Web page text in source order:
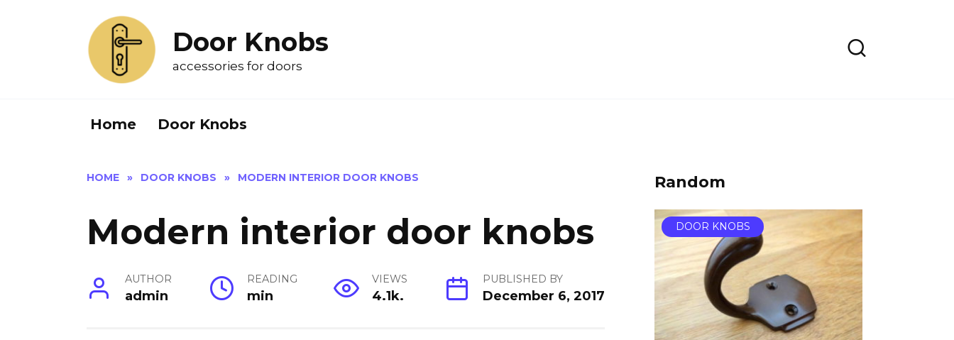
Door Knobs
accessories for doors
Home Door Knobs
HOME » DOOR KNOBS » MODERN INTERIOR DOOR KNOBS
Modern interior door knobs
AUTHOR
admin
READING
min
VIEWS
4.1k.
PUBLISHED BY
December 6, 2017
Random
DOOR KNOBS